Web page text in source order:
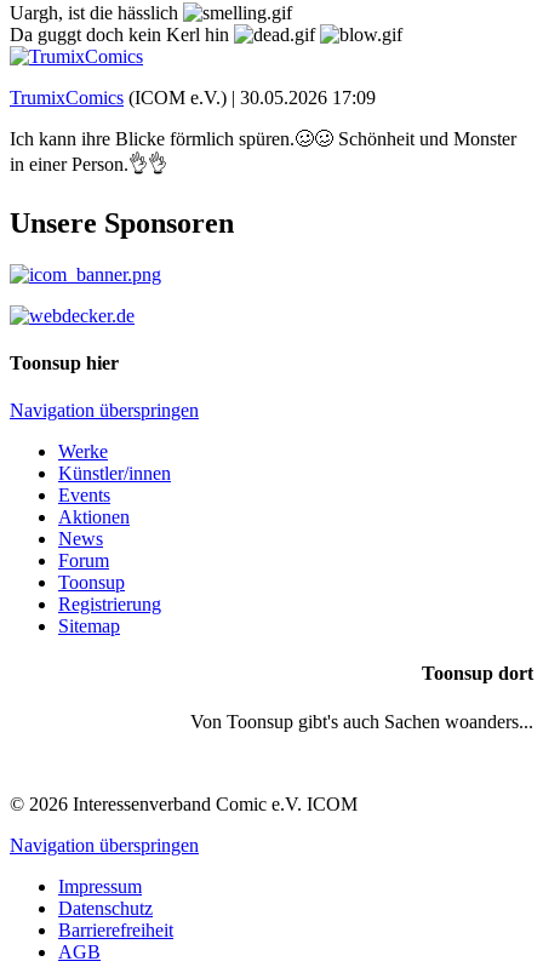
Uargh, ist die hässlich
Da guggt doch kein Kerl hin
TrumixComics (ICOM e.V.) | 30.05.2026 17:09
Ich kann ihre Blicke förmlich spüren.🥴🥴 Schönheit und Monster
in einer Person.👌👌
Unsere Sponsoren
Toonsup hier
Navigation überspringen
Werke
Künstler/innen
Events
Aktionen
News
Forum
Toonsup
Registrierung
Sitemap
Toonsup dort
Von Toonsup gibt's auch Sachen woanders...
© 2026 Interessenverband Comic e.V. ICOM
Navigation überspringen
Impressum
Datenschutz
Barrierefreiheit
AGB